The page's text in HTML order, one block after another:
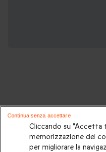
Potrebbero piacerti
regalo:Cliccando su
memorizzazione dei
per migliorare la
Continua senza accettare